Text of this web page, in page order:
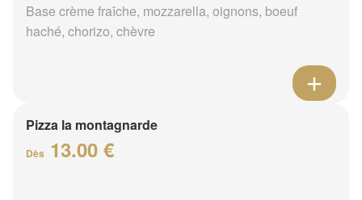
Base crème fraîche, mozzarella, oignons, boeuf
haché, chorizo, chèvre
Pizza la montagnarde
Dès 13.00 €